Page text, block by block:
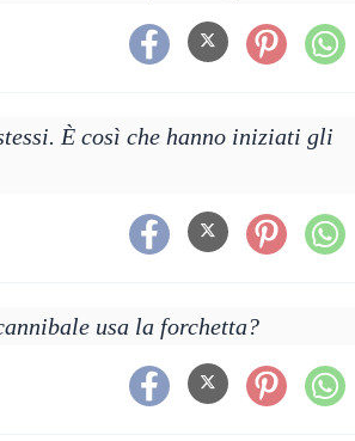
È così che hanno iniziati gli
usa la forchetta?